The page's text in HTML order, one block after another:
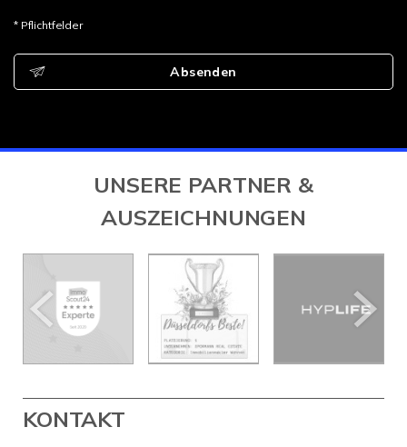
* Pflichtfelder
Absenden
UNSERE PARTNER &
AUSZEICHNUNGEN
KONTAKT